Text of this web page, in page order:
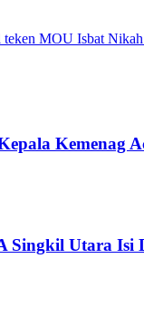
MOU Isbat
Kemenag
Singkil Utara